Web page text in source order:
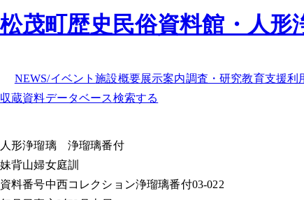
松茂町歴史民俗資料館・人形
NEWS/イベント施設概要展示案内調査・研究教育支援利
収蔵資料データベース検索する
人形浄瑠璃浄瑠璃番付
妹背山婦女庭訓
資料番号中西コレクション浄瑠璃番付03-022